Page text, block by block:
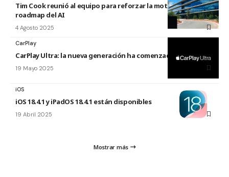
Tim Cook reunió al equipo para reforzar la motivación del
roadmap del AI
4 Agosto 2025
CarPlay
CarPlay Ultra: la nueva generación ha comenzado
19 Mayo 2025
iOS
iOS 18.4.1 y iPadOS 18.4.1 están disponibles
19 Abril 2025
Mostrar más